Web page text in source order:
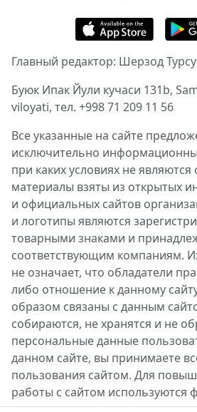
Главный редактор: Шерзод
Буюк Ипак Йули кучаси 131b,
viloyati, тел. +998 71 209 11 56
Все указанные на сайте
исключительно
при каких условиях не
материалы взяты из открытых
и официальных сайтов
и логотипы являются
товарными знаками и
соответствующим компаниям.
не означает, что обладатели
либо отношение к данному
образом связаны с данным
собираются, не хранятся и не
персональные данные
данном сайте, вы принимаете
пользования сайтом. Для
работы с сайтом используются